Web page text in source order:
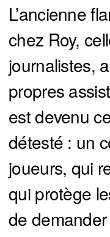
L’ancienne
chez Roy,
journalistes,
propres
est devenu
détesté : un
joueurs, qui
qui protège
de